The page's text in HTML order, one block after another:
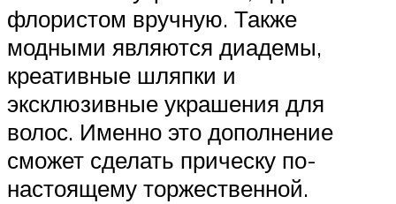
флористом вручную. Также
модными являются диадемы,
креативные шляпки и
эксклюзивные украшения для
волос. Именно это дополнение
сможет сделать прическу по-
настоящему торжественной.